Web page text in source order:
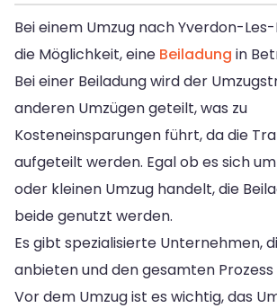
Bei einem Umzug nach Yverdon-
die Möglichkeit, eine Beiladung in
Bei einer Beiladung wird der
anderen Umzügen geteilt, was zu
Kosteneinsparungen führt, da die
aufgeteilt werden. Egal ob es sich
oder kleinen Umzug handelt, die
beide genutzt werden.
Es gibt spezialisierte Unternehmen,
anbieten und den gesamten
Vor dem Umzug ist es wichtig, das